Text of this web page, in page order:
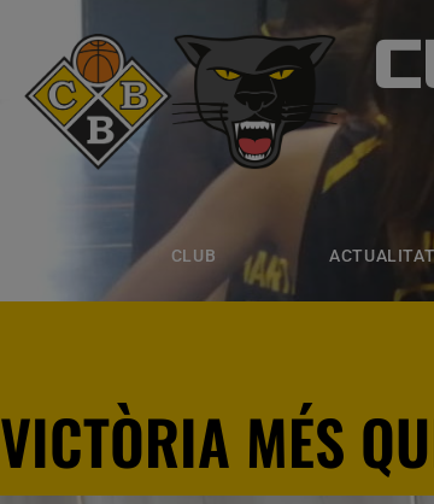
CLUB ACTUALITAT
VICTÒRIA MÉS